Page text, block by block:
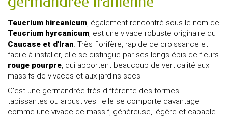
Teucrium hircanicum, également rencontré sous le nom de
Teucrium hyrcanicum, est une vivace robuste originaire du
Caucase et d'Iran. Très florifère, rapide de croissance et
facile à installer, elle se distingue par ses longs épis de fleurs
rouge pourpre, qui apportent beaucoup de verticalité aux
massifs de vivaces et aux jardins secs.
C'est une germandrée très différente des formes
tapissantes ou arbustives : elle se comporte davantage
comme une vivace de massif, généreuse, légère et capable